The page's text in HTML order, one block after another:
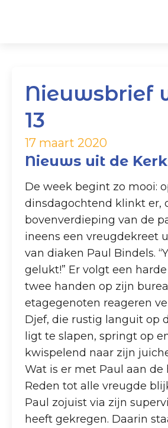
Nieuwsbrief
13
17 maart 2020
Nieuws uit de
De week begint zo mooi:
dinsdagochtend klinkt er,
bovenverdieping van de
ineens een vreugdekreet
van diaken Paul Bindels.
gelukt!” Er volgt een
twee handen op zijn
etagegenoten reageren
Djef, die rustig languit op
ligt te slapen, springt op
kwispelend naar zijn
Wat is er met Paul aan de
Reden tot alle vreugde
Paul zojuist via zijn
heeft gekregen. Daarin